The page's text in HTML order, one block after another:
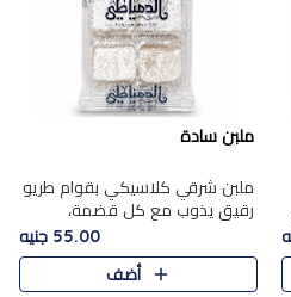
ملبن سادة
ملبن شرقي كلاسيكي بقوام طريو
رقيق يذوب مع كل قضمة،
مغطى بطبقة ناعمة من السكر
البودرة ليقدم المذاق الأصيل الذي
ارتبط بحلويات المولد التقليدي..
55.00 جنيه
أضف